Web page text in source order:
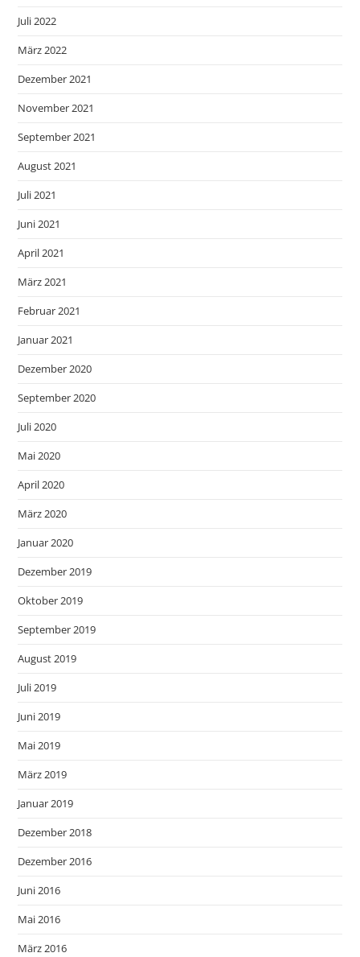
Juli 2022
März 2022
Dezember 2021
November 2021
September 2021
August 2021
Juli 2021
Juni 2021
April 2021
März 2021
Februar 2021
Januar 2021
Dezember 2020
September 2020
Juli 2020
Mai 2020
April 2020
März 2020
Januar 2020
Dezember 2019
Oktober 2019
September 2019
August 2019
Juli 2019
Juni 2019
Mai 2019
März 2019
Januar 2019
Dezember 2018
Dezember 2016
Juni 2016
Mai 2016
März 2016